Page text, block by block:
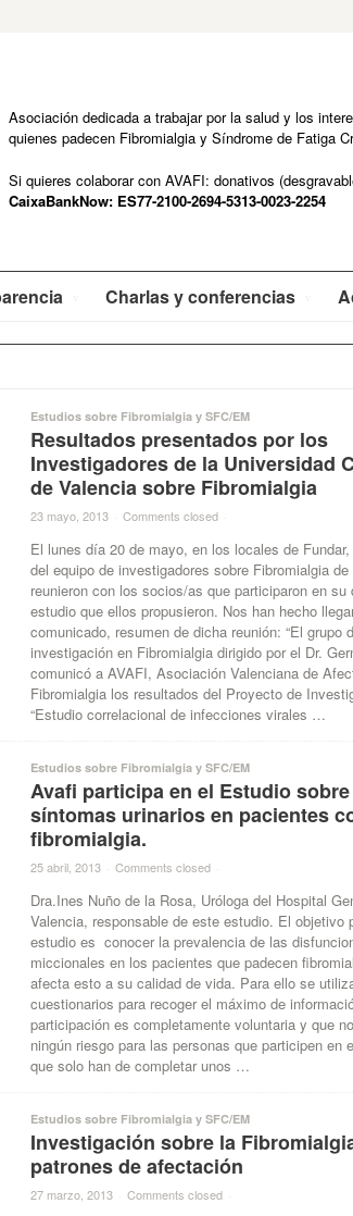
Asociación dedicada a trabajar por la salud y los
quienes padecen Fibromialgia y Síndrome de Fatiga
Si quieres colaborar con AVAFI: donativos
CaixaBankNow: ES77-2100-2694-5313-0023-2254
Charlas y conferencias
Estudios sobre Fibromialgia y SFC/EM
Resultados presentados por los
Investigadores de la Universidad
de Valencia sobre Fibromialgia
23 mayo, 2013 · Comments closed ·
El lunes día 20 de mayo, en los locales de
del equipo de investigadores sobre Fibromialgia
reunieron con los socios/as que participaron en su
estudio que ellos propusieron. Nos han hecho
comunicado, resumen de dicha reunión: “El grupo
investigación en Fibromialgia dirigido por el Dr.
comunicó a AVAFI, Asociación Valenciana de
Fibromialgia los resultados del Proyecto de
“Estudio correlacional de infecciones virales …
Estudios sobre Fibromialgia y SFC/EM
Avafi participa en el Estudio sobre
síntomas urinarios en pacientes
fibromialgia.
25 abril, 2013 · Comments closed ·
Dra.Ines Nuño de la Rosa, Uróloga del Hospital
Valencia, responsable de este estudio. El objetivo
estudio es conocer la prevalencia de las
miccionales en los pacientes que padecen
afecta esto a su calidad de vida. Para ello se
cuestionarios para recoger el máximo de
participación es completamente voluntaria y que
ningún riesgo para las personas que participen en
que solo han de completar unos …
Estudios sobre Fibromialgia y SFC/EM
Investigación sobre la
patrones de afectación
27 marzo, 2013 · Comments closed ·